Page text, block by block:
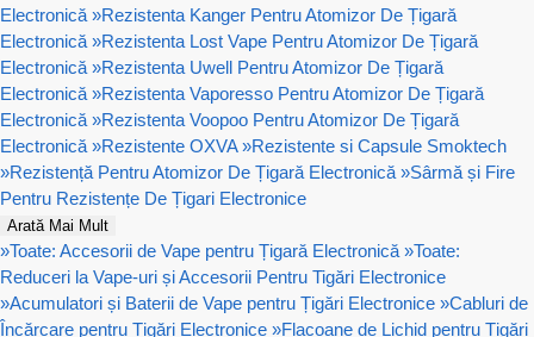
Electronică »Rezistenta Kanger Pentru Atomizor De Țigară
Electronică »Rezistenta Lost Vape Pentru Atomizor De Țigară
Electronică »Rezistenta Uwell Pentru Atomizor De Țigară
Electronică »Rezistenta Vaporesso Pentru Atomizor De Țigară
Electronică »Rezistenta Voopoo Pentru Atomizor De Țigară
Electronică »Rezistente OXVA »Rezistente si Capsule Smoktech
»Rezistență Pentru Atomizor De Țigară Electronică »Sârmă și Fire
Pentru Rezistențe De Țigari Electronice
Arată Mai Mult
»Toate: Accesorii de Vape pentru Țigară Electronică »Toate:
Reduceri la Vape-uri și Accesorii Pentru Tigări Electronice
»Acumulatori și Baterii de Vape pentru Țigări Electronice »Cabluri de
Încărcare pentru Țigări Electronice »Flacoane de Lichid pentru Țigări